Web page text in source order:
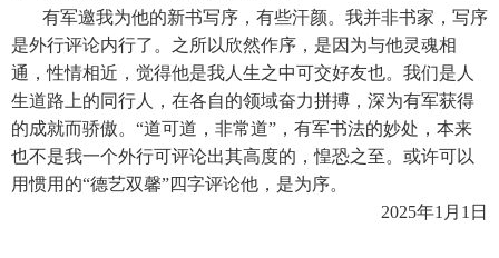
有军邀我为他的新书写序，有些汗颜。我并非书家，写序
是外行评论内行了。之所以欣然作序，是因为与他灵魂相
通，性情相近，觉得他是我人生之中可交好友也。我们是人
生道路上的同行人，在各自的领域奋力拼搏，深为有军获得
的成就而骄傲。“道可道，非常道”，有军书法的妙处，本来
也不是我一个外行可评论出其高度的，惶恐之至。或许可以
用惯用的“德艺双馨”四字评论他，是为序。
2025年1月1日